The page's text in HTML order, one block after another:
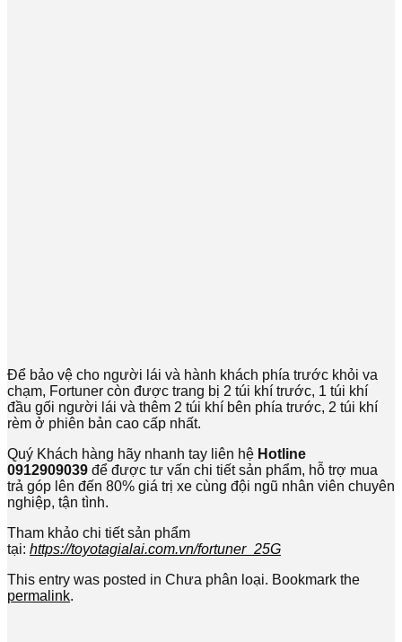
Để bảo vệ cho người lái và hành khách phía trước khỏi va
chạm, Fortuner còn được trang bị 2 túi khí trước, 1 túi khí
đầu gối người lái và thêm 2 túi khí bên phía trước, 2 túi khí
rèm ở phiên bản cao cấp nhất.
Quý Khách hàng hãy nhanh tay liên hệ Hotline
0912909039 để được tư vấn chi tiết sản phẩm, hỗ trợ mua
trả góp lên đến 80% giá trị xe cùng đội ngũ nhân viên chuyên
nghiệp, tận tình.
Tham khảo chi tiết sản phẩm
tại: https://toyotagialai.com.vn/fortuner_25G
This entry was posted in Chưa phân loại. Bookmark the
permalink.